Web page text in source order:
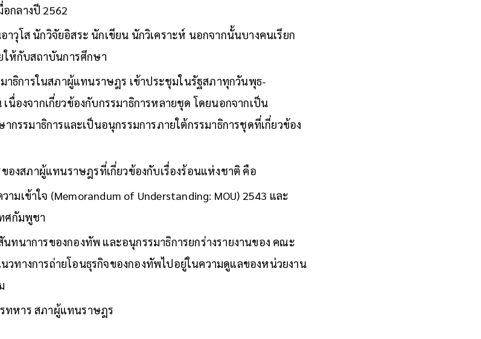
กลางปี 2562
วุโส นักวิจัยอิสระ นักเขียน นักวิเคราะห์ นอกจากนั้นบางคนเรียก
ให้กับสถาบันการศึกษา
ธิการในสภาผู้แทนราษฎร เข้าประชุมในรัฐสภาทุกวันพุธ-
องจากเกี่ยวข้องกับกรรมาธิการหลายชุด โดยนอกจากเป็น
กรรมาธิการและเป็นอนุกรรมการภายใต้กรรมาธิการชุดที่เกี่ยวข้อง
องสภาผู้แทนราษฎรที่เกี่ยวข้องกับเรื่องร้อนแห่งชาติ คือ
มเข้าใจ (Memorandum of Understanding: MOU) 2543 และ
ศกัมพูชา
ทนาการของกองทัพ และอนุกรรมาธิการยกร่างรายงานของ คณะ
ทางการถ่ายโอนธุรกิจของกองทัพไปอยู่ในความดูแลของหน่วยงาน
ทหาร สภาผู้แทนราษฎร